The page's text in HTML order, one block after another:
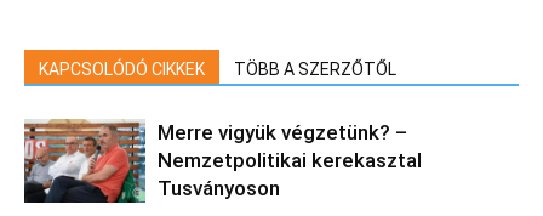
KAPCSOLÓDÓ CIKKEK TÖBB A SZERZŐTŐL
Merre vigyük végzetünk? –
Nemzetpolitikai kerekasztal
Tusványoson